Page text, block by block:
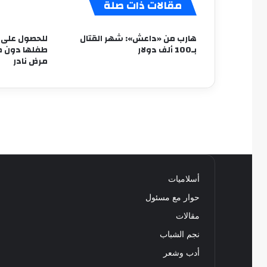
مقالات ذات صلة
هارب من «داعش»: شهر القتال
بـ100 ألف دولار
للحصول
طفلها دون
مرض نادر
أسلاميات
حوار مع مسئول
مقالات
نجم الشباب
أدب وشعر